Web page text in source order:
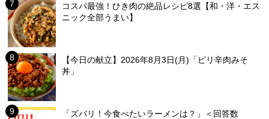
コスパ最強！ひき肉の絶品レシピ8選【和・洋・エス
ニック全部うまい】
【今日の献立】2026年8月3日(月)「ピリ辛肉みそ
丼」
「ズバリ！今食べたいラーメンは？」＜回答数